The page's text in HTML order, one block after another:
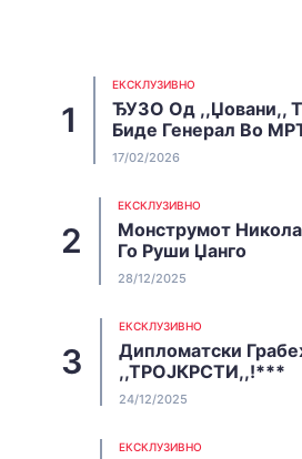
EКСКЛУЗИВНО
ЂУЗО Од ,,Џовани,,
Биде Генерал Во
17/02/2026
EКСКЛУЗИВНО
Монструмот
Го Руши Џанго
28/12/2025
EКСКЛУЗИВНО
Дипломатски
,,ТРОЈКРСТИ,,!***
24/12/2025
EКСКЛУЗИВНО